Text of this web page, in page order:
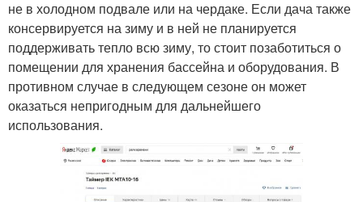
не в холодном подвале или на чердаке. Если дача также
консервируется на зиму и в ней не планируется
поддерживать тепло всю зиму, то стоит позаботиться о
помещении для хранения бассейна и оборудования. В
противном случае в следующем сезоне он может
оказаться непригодным для дальнейшего
использования.